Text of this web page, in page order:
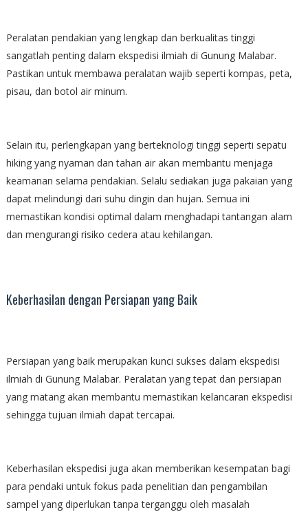
Peralatan pendakian yang lengkap dan berkualitas tinggi
sangatlah penting dalam ekspedisi ilmiah di Gunung Malabar.
Pastikan untuk membawa peralatan wajib seperti kompas, peta,
pisau, dan botol air minum.
Selain itu, perlengkapan yang berteknologi tinggi seperti sepatu
hiking yang nyaman dan tahan air akan membantu menjaga
keamanan selama pendakian. Selalu sediakan juga pakaian yang
dapat melindungi dari suhu dingin dan hujan. Semua ini
memastikan kondisi optimal dalam menghadapi tantangan alam
dan mengurangi risiko cedera atau kehilangan.
Keberhasilan dengan Persiapan yang Baik
Persiapan yang baik merupakan kunci sukses dalam ekspedisi
ilmiah di Gunung Malabar. Peralatan yang tepat dan persiapan
yang matang akan membantu memastikan kelancaran ekspedisi
sehingga tujuan ilmiah dapat tercapai.
Keberhasilan ekspedisi juga akan memberikan kesempatan bagi
para pendaki untuk fokus pada penelitian dan pengambilan
sampel yang diperlukan tanpa terganggu oleh masalah